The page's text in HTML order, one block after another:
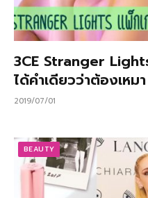
3CE Stranger
ได้คำเดียวว่าต้องเหมา
2019/07/01
BEAUTY